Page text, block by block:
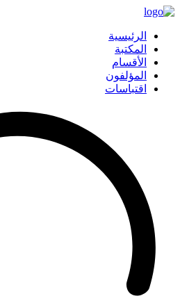
الرئيسية
المكتبة
الأقسام
المؤلفون
اقتباسات